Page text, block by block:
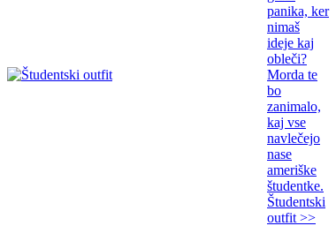
panika, ker
nimaš
ideje kaj
obleči?
Morda te
bo
zanimalo,
kaj vse
navlečejo
nase
ameriške
študentke.
Študentski
outfit >>